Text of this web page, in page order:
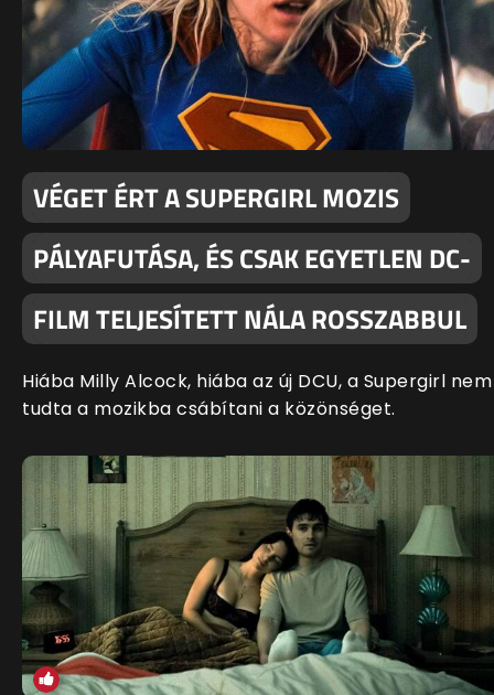
VÉGET ÉRT A SUPERGIRL MOZIS
PÁLYAFUTÁSA, ÉS CSAK EGYETLEN DC-
FILM TELJESÍTETT NÁLA ROSSZABBUL
Hiába Milly Alcock, hiába az új DCU, a Supergirl nem
tudta a mozikba csábítani a közönséget.